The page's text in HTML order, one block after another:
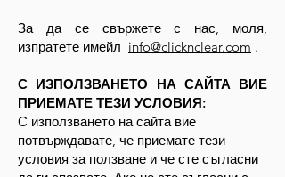
За да се свържете с нас, моля,
изпратете имейл info@clicknclear.com .
С ИЗПОЛЗВАНЕТО НА САЙТА ВИЕ
ПРИЕМАТЕ ТЕЗИ УСЛОВИЯ:
С използването на сайта вие
потвърждавате, че приемате тези
условия за ползване и че сте съгласни